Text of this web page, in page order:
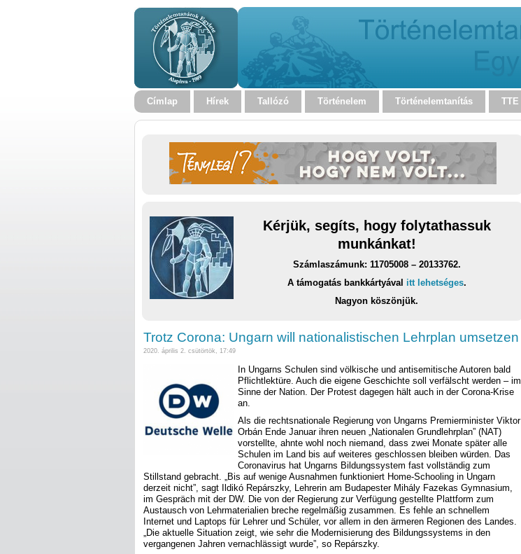
Címlap Hírek Tallózó Történelem Történelemtanítás TTE
Kérjük, segíts, hogy folytathassuk
munkánkat!
Számlaszámunk: 11705008 – 20133762.
A támogatás bankkártyával itt lehetséges.
Nagyon köszönjük.
Trotz Corona: Ungarn will nationalistischen Lehrplan umsetzen
2020. április 2. csütörtök, 17:49
In Ungarns Schulen sind völkische und antisemitische Autoren bald
Pflichtlektüre. Auch die eigene Geschichte soll verfälscht werden – im
Sinne der Nation. Der Protest dagegen hält auch in der Corona-Krise
an.
Als die rechtsnationale Regierung von Ungarns Premierminister Viktor
Orbán Ende Januar ihren neuen „Nationalen Grundlehrplan” (NAT)
vorstellte, ahnte wohl noch niemand, dass zwei Monate später alle
Schulen im Land bis auf weiteres geschlossen bleiben würden. Das
Coronavirus hat Ungarns Bildungssystem fast vollständig zum
Stillstand gebracht. „Bis auf wenige Ausnahmen funktioniert Home-Schooling in Ungarn
derzeit nicht”, sagt Ildikó Repárszky, Lehrerin am Budapester Mihály Fazekas Gymnasium,
im Gespräch mit der DW. Die von der Regierung zur Verfügung gestellte Plattform zum
Austausch von Lehrmaterialien breche regelmäßig zusammen. Es fehle an schnellem
Internet und Laptops für Lehrer und Schüler, vor allem in den ärmeren Regionen des Landes.
„Die aktuelle Situation zeigt, wie sehr die Modernisierung des Bildungssystems in den
vergangenen Jahren vernachlässigt wurde”, so Repárszky.